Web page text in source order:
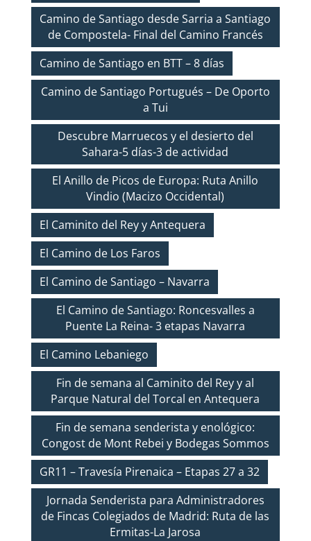
Camino de Santiago desde Sarria a Santiago
de Compostela- Final del Camino Francés
Camino de Santiago en BTT – 8 días
Camino de Santiago Portugués – De Oporto
a Tui
Descubre Marruecos y el desierto del
Sahara-5 días-3 de actividad
El Anillo de Picos de Europa: Ruta Anillo
Vindio (Macizo Occidental)
El Caminito del Rey y Antequera
El Camino de Los Faros
El Camino de Santiago – Navarra
El Camino de Santiago: Roncesvalles a
Puente La Reina- 3 etapas Navarra
El Camino Lebaniego
Fin de semana al Caminito del Rey y al
Parque Natural del Torcal en Antequera
Fin de semana senderista y enológico:
Congost de Mont Rebei y Bodegas Sommos
GR11 – Travesía Pirenaica – Etapas 27 a 32
Jornada Senderista para Administradores
de Fincas Colegiados de Madrid: Ruta de las
Ermitas-La Jarosa